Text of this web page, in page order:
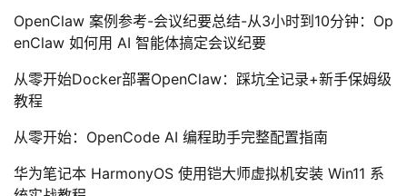
OpenClaw 案例参考-会议纪要总结-从3小时到10分钟：Op
enClaw 如何用 AI 智能体搞定会议纪要
从零开始Docker部署OpenClaw：踩坑全记录+新手保姆级
教程
从零开始：OpenCode AI 编程助手完整配置指南
华为笔记本 HarmonyOS 使用铠大师虚拟机安装 Win11 系